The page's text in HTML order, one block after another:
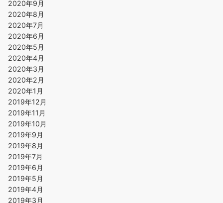
2020年9月
2020年8月
2020年7月
2020年6月
2020年5月
2020年4月
2020年3月
2020年2月
2020年1月
2019年12月
2019年11月
2019年10月
2019年9月
2019年8月
2019年7月
2019年6月
2019年5月
2019年4月
2019年3月